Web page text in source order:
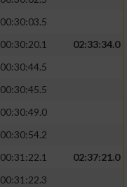
00:30:03.5
00:30:20.1
02:33:34.0
00:30:44.5
00:30:45.5
00:30:49.0
00:30:54.2
00:31:22.1
02:37:21.0
00:31:22.3